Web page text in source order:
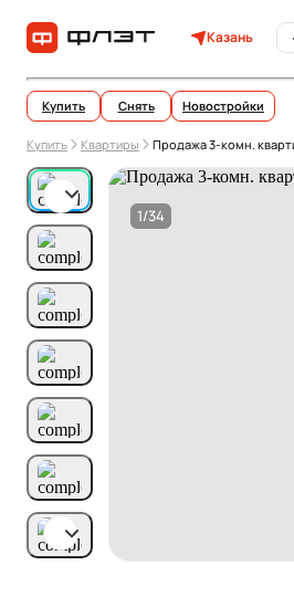
Казань
Купить Снять Новостройки
Купить Квартиры Продажа 3-комн.
1/34